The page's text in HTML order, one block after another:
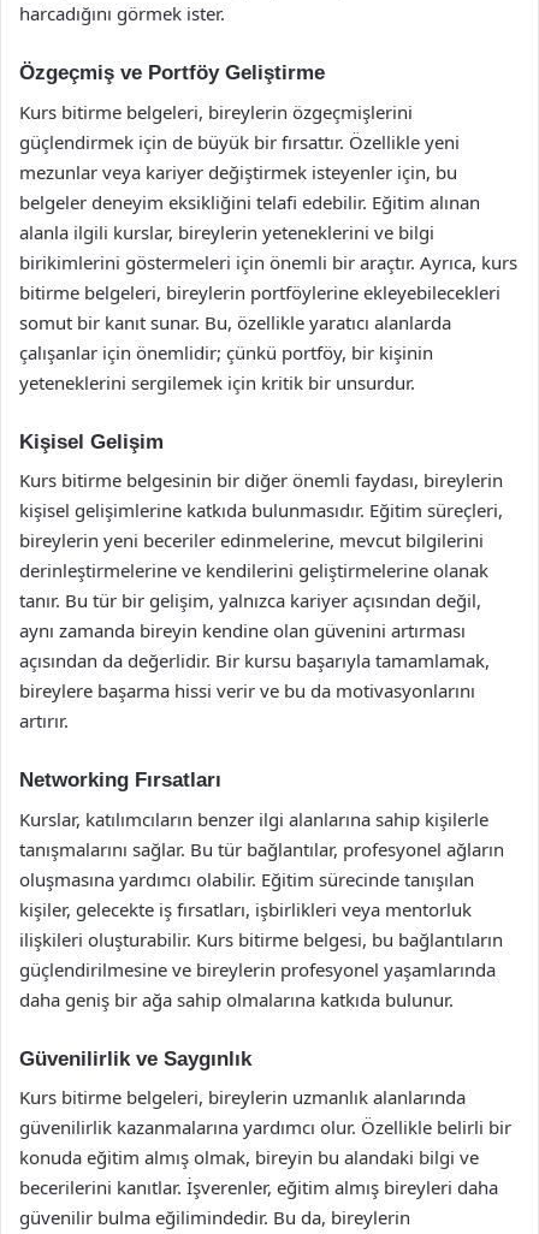
harcadığını görmek ister.
Özgeçmiş ve Portföy Geliştirme
Kurs bitirme belgeleri, bireylerin özgeçmişlerini
güçlendirmek için de büyük bir fırsattır. Özellikle yeni
mezunlar veya kariyer değiştirmek isteyenler için, bu
belgeler deneyim eksikliğini telafi edebilir. Eğitim alınan
alanla ilgili kurslar, bireylerin yeteneklerini ve bilgi
birikimlerini göstermeleri için önemli bir araçtır. Ayrıca, kurs
bitirme belgeleri, bireylerin portföylerine ekleyebilecekleri
somut bir kanıt sunar. Bu, özellikle yaratıcı alanlarda
çalışanlar için önemlidir; çünkü portföy, bir kişinin
yeteneklerini sergilemek için kritik bir unsurdur.
Kişisel Gelişim
Kurs bitirme belgesinin bir diğer önemli faydası, bireylerin
kişisel gelişimlerine katkıda bulunmasıdır. Eğitim süreçleri,
bireylerin yeni beceriler edinmelerine, mevcut bilgilerini
derinleştirmelerine ve kendilerini geliştirmelerine olanak
tanır. Bu tür bir gelişim, yalnızca kariyer açısından değil,
aynı zamanda bireyin kendine olan güvenini artırması
açısından da değerlidir. Bir kursu başarıyla tamamlamak,
bireylere başarma hissi verir ve bu da motivasyonlarını
artırır.
Networking Fırsatları
Kurslar, katılımcıların benzer ilgi alanlarına sahip kişilerle
tanışmalarını sağlar. Bu tür bağlantılar, profesyonel ağların
oluşmasına yardımcı olabilir. Eğitim sürecinde tanışılan
kişiler, gelecekte iş fırsatları, işbirlikleri veya mentorluk
ilişkileri oluşturabilir. Kurs bitirme belgesi, bu bağlantıların
güçlendirilmesine ve bireylerin profesyonel yaşamlarında
daha geniş bir ağa sahip olmalarına katkıda bulunur.
Güvenilirlik ve Saygınlık
Kurs bitirme belgeleri, bireylerin uzmanlık alanlarında
güvenilirlik kazanmalarına yardımcı olur. Özellikle belirli bir
konuda eğitim almış olmak, bireyin bu alandaki bilgi ve
becerilerini kanıtlar. İşverenler, eğitim almış bireyleri daha
güvenilir bulma eğilimindedir. Bu da, bireylerin